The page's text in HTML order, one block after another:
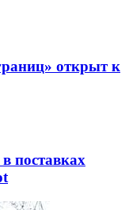
открыт к
поставках